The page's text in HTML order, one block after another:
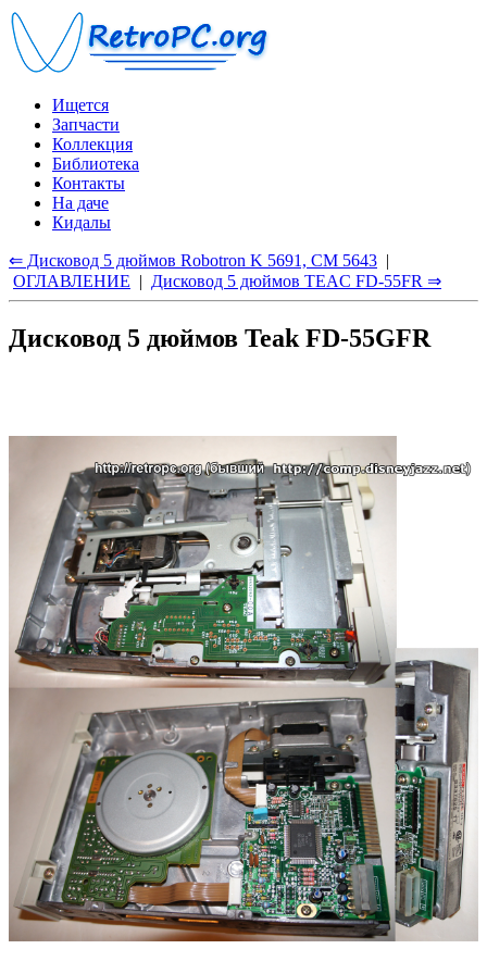
Ищется
Запчасти
Коллекция
Библиотека
Контакты
На даче
Кидалы
⇐ Дисковод 5 дюймов Robotron K 5691, СМ 5643 |
ОГЛАВЛЕНИЕ | Дисковод 5 дюймов TEAC FD-55FR ⇒
Дисковод 5 дюймов Teak FD-55GFR